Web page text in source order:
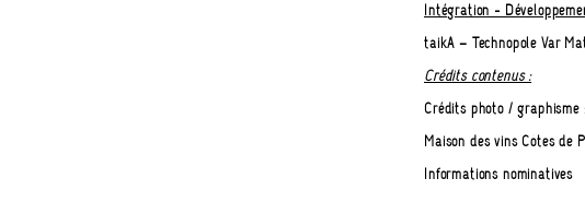
Intégration -
taikA – Technopole Var
Crédits contenus :
Crédits photo / graphisme
Maison des vins Côtes de
Informations nominatives